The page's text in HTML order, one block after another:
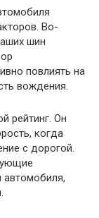
Во-
шин
повлиять на
вождения.
рейтинг. Он
когда
с дорогой.
автомобиля,